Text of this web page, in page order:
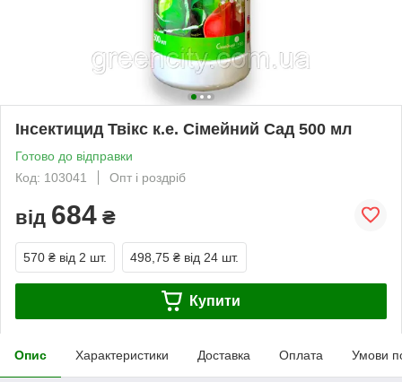
Інсектицид Твікс к.е. Сімейний Сад 500 мл
Готово до відправки
Код: 103041
Опт і роздріб
від 684 ₴
570 ₴ від 2 шт. 498,75 ₴ від 24 шт.
Купити
Опис Характеристики Доставка Оплата Умови